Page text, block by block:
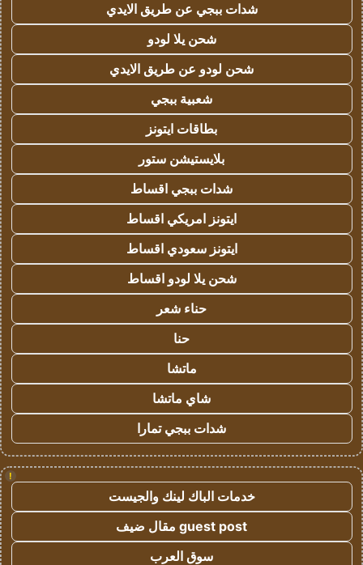
شدات ببجي عن طريق الايدي
شحن يلا لودو
شحن لودو عن طريق الايدي
شعبية ببجي
بطاقات ايتونز
بلايستيشن ستور
شدات ببجي اقساط
ايتونز امريكي اقساط
ايتونز سعودي اقساط
شحن يلا لودو اقساط
حناء شعر
حنا
ماتشا
شاي ماتشا
شدات ببجي تمارا
!
خدمات الباك لينك والجيست
guest post مقال ضيف
سوق العرب